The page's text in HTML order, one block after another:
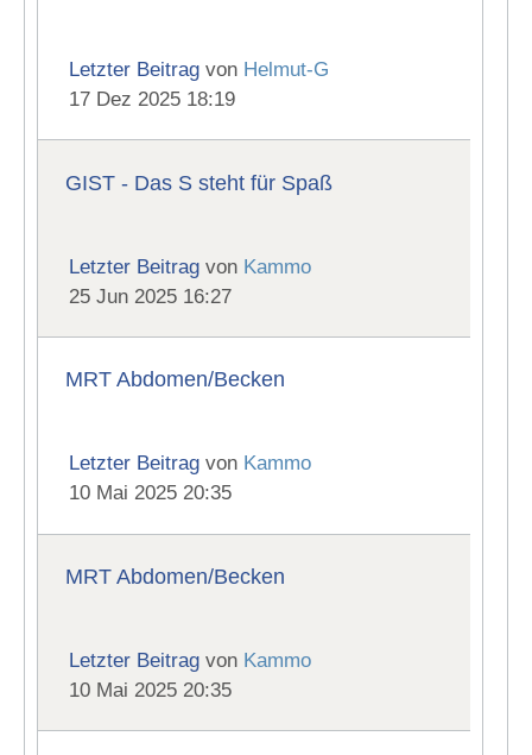
Letzter Beitrag von Helmut-G
17 Dez 2025 18:19
GIST - Das S steht für Spaß
Letzter Beitrag von Kammo
25 Jun 2025 16:27
MRT Abdomen/Becken
Letzter Beitrag von Kammo
10 Mai 2025 20:35
MRT Abdomen/Becken
Letzter Beitrag von Kammo
10 Mai 2025 20:35